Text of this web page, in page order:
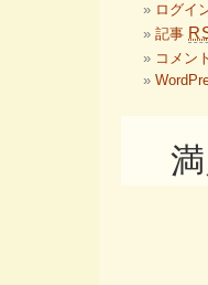
ログイ
記事
コメント